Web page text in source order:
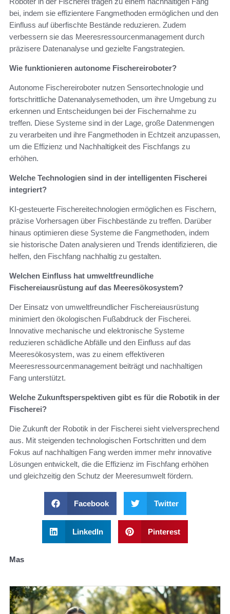
bei, indem sie effizientere Fangmethoden ermöglichen und den
Einfluss auf überfischte Bestände reduzieren. Zudem
verbessern sie das Meeresressourcenmanagement durch
präzisere Datenanalyse und gezielte Fangstrategien.
Wie funktionieren autonome Fischereiroboter?
Autonome Fischereiroboter nutzen Sensortechnologie und
fortschrittliche Datenanalysemethoden, um ihre Umgebung zu
erkennen und Entscheidungen bei der Fischernahme zu
treffen. Diese Systeme sind in der Lage, große Datenmengen
zu verarbeiten und ihre Fangmethoden in Echtzeit anzupassen,
um die Effizienz und Nachhaltigkeit des Fischfangs zu
erhöhen.
Welche Technologien sind in der intelligenten Fischerei
integriert?
KI-gesteuerte Fischereitechnologien ermöglichen es Fischern,
präzise Vorhersagen über Fischbestände zu treffen. Darüber
hinaus optimieren diese Systeme die Fangmethoden, indem
sie historische Daten analysieren und Trends identifizieren, die
helfen, den Fischfang nachhaltig zu gestalten.
Welchen Einfluss hat umweltfreundliche
Fischereiausrüstung auf das Meeresökosystem?
Der Einsatz von umweltfreundlicher Fischereiausrüstung
minimiert den ökologischen Fußabdruck der Fischerei.
Innovative mechanische und elektronische Systeme
reduzieren schädliche Abfälle und den Einfluss auf das
Meeresökosystem, was zu einem effektiveren
Meeresressourcenmanagement beiträgt und nachhaltigen
Fang unterstützt.
Welche Zukunftsperspektiven gibt es für die Robotik in der
Fischerei?
Die Zukunft der Robotik in der Fischerei sieht vielversprechend
aus. Mit steigenden technologischen Fortschritten und dem
Fokus auf nachhaltigen Fang werden immer mehr innovative
Lösungen entwickelt, die die Effizienz im Fischfang erhöhen
und gleichzeitig den Schutz der Meeresumwelt fördern.
Facebook Twitter
LinkedIn Pinterest
Mas